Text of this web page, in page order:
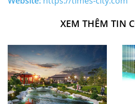
XEM THÊM TIN